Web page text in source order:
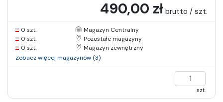
490,00 zł brutto / szt.
0 szt.
Magazyn Centralny
0 szt.
Pozostałe magazyny
0 szt.
Magazyn zewnętrzny
Zobacz więcej magazynów (3)
szt.